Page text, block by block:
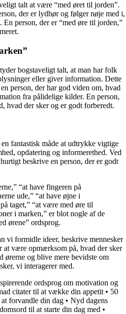
talt at være “med øret til jorden”.
der er lydhør og følger nøje med i,
person, der er “med øre til jorden,”
bogstaveligt talt, at man har folk
eller giver information. Dette
person, der har god viden om, hvad
fra pålidelige kilder. En person,
hvad der sker og er godt forberedt.
fantastisk måde at udtrykke vigtige
opdatering og informerethed. Ved
beskrive en person, der er godt
“at have fingeren på
ude,” “at have øjne i
taget,” “at være med øre til
i marken,” er blot nogle af de
ørene” ordsprog.
vi formidle ideer, beskrive mennesker
være opmærksom på, hvad der sker
ørerne og blive mere bevidste om
vi interagerer med.
ordsprog om motivation og
citater til at vække din appetit • 50
forvandle din dag • Nyd dagens
til at starte din dag med •